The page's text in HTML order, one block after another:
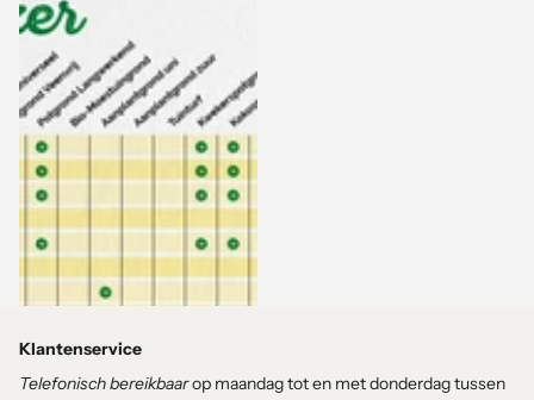
40 liter
Bekijk de levertijd op de
productpagina
Bekijk de levertijd op de
productpagina
11,99
Klantenservice
Telefonisch bereikbaarop maandag tot en met donderdag tussen